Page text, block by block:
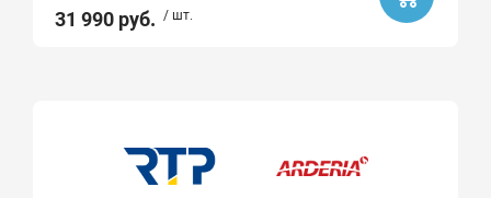
31 990 руб. / шт.